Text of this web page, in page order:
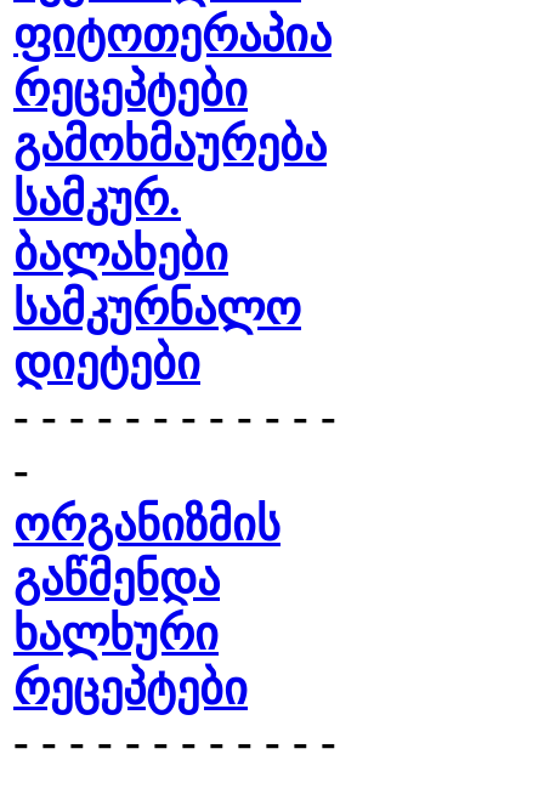
ფიტოთერაპია
რეცეპტები
გამოხმაურება
სამკურ.
ბალახები
სამკურნალო
დიეტები
- - - - - - - - - - - -
-
ორგანიზმის
გაწმენდა
ხალხური
რეცეპტები
- - - - - - - - - - - -